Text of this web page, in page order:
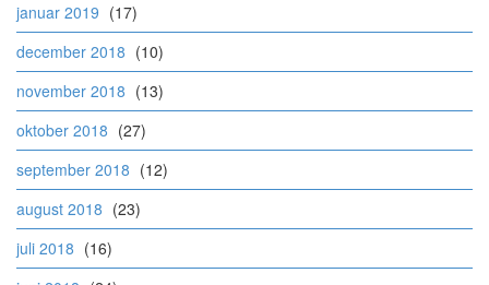
januar 2019 (17)
december 2018 (10)
november 2018 (13)
oktober 2018 (27)
september 2018 (12)
august 2018 (23)
juli 2018 (16)